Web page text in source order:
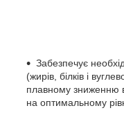
Забезпечує
(жирів, білків і
плавному зниженню
на оптимальному